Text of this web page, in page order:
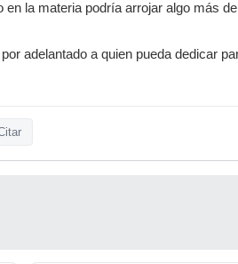
en la materia podría arrojar algo más
adelantado a quien pueda dedicar